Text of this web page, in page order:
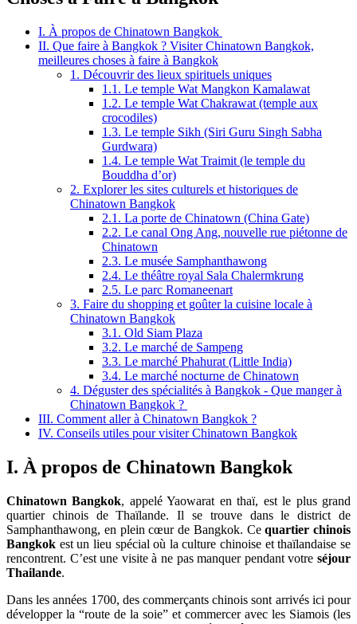
I. À propos de Chinatown Bangkok
II. Que faire à Bangkok ? Visiter Chinatown Bangkok,
meilleures choses à faire à Bangkok
1. Découvrir des lieux spirituels uniques
1.1. Le temple Wat Mangkon Kamalawat
1.2. Le temple Wat Chakrawat (temple aux
crocodiles)
1.3. Le temple Sikh (Siri Guru Singh Sabha
Gurdwara)
1.4. Le temple Wat Traimit (le temple du
Bouddha d’or)
2. Explorer les sites culturels et historiques de
Chinatown Bangkok
2.1. La porte de Chinatown (China Gate)
2.2. Le canal Ong Ang, nouvelle rue piétonne de
Chinatown
2.3. Le musée Samphanthawong
2.4. Le théâtre royal Sala Chalermkrung
2.5. Le parc Romaneenart
3. Faire du shopping et goûter la cuisine locale à
Chinatown Bangkok
3.1. Old Siam Plaza
3.2. Le marché de Sampeng
3.3. Le marché Phahurat (Little India)
3.4. Le marché nocturne de Chinatown
4. Déguster des spécialités à Bangkok - Que manger à
Chinatown Bangkok ?
III. Comment aller à Chinatown Bangkok ?
IV. Conseils utiles pour visiter Chinatown Bangkok
I. À propos de Chinatown Bangkok
Chinatown Bangkok, appelé Yaowarat en thaï, est le plus grand
quartier chinois de Thaïlande. Il se trouve dans le district de
Samphanthawong, en plein cœur de Bangkok. Cequartier chinois
Bangkok est un lieu spécial où la culture chinoise et thaïlandaise se
rencontrent. C’est une visite à ne pas manquer pendant votre séjour
Thailande.
Dans les années 1700, des commerçants chinois sont arrivés ici pour
développer la “route de la soie” et commercer avec les Siamois (les